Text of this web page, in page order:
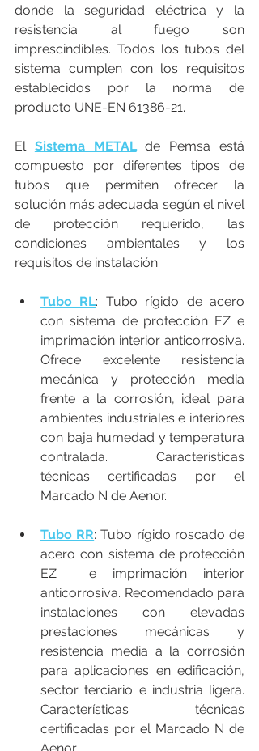
donde la seguridad eléctrica y la
resistencia al fuego son
imprescindibles. Todos los tubos del
sistema cumplen con los requisitos
establecidos por la norma de
producto UNE-EN 61386-21.
El Sistema METAL de Pemsa está
compuesto por diferentes tipos de
tubos que permiten ofrecer la
solución más adecuada según el nivel
de protección requerido, las
condiciones ambientales y los
requisitos de instalación:
Tubo RL: Tubo rígido de acero
con sistema de protección EZ e
imprimación interior anticorrosiva.
Ofrece excelente resistencia
mecánica y protección media
frente a la corrosión, ideal para
ambientes industriales e interiores
con baja humedad y temperatura
contralada. Características
técnicas certificadas por el
Marcado N de Aenor.
Tubo RR: Tubo rígido roscado de
acero con sistema de protección
EZ  e imprimación interior
anticorrosiva. Recomendado para
instalaciones con elevadas
prestaciones mecánicas y
resistencia media a la corrosión
para aplicaciones en edificación,
sector terciario e industria ligera.
Características técnicas
certificadas por el Marcado N de
Aenor.